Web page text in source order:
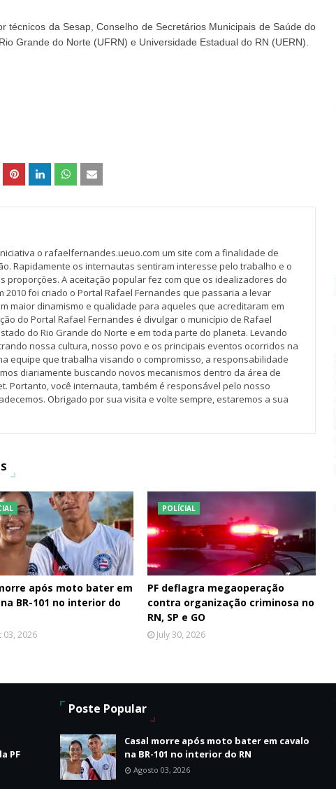
técnicos da Sesap, Conselho de Secretários Municipais de Saúde do
Grande do Norte (UFRN) e Universidade Estadual do RN (UERN).
o rafaelfernandes.ueuo.com um site com a finalidade de
Rapidamente os internautas sentiram interesse pelo trabalho e o
proporções. A aceitação popular fez com que os idealizadores do
foi criado o Portal Rafael Fernandes que passaria a levar
maior dinamismo e qualidade para aqueles que acreditaram em
do Portal Rafael Fernandes é divulgar o município de Rafael
do Rio Grande do Norte e em toda parte do planeta. Levando
nossa cultura, nosso povo e os principais eventos ocorridos na
equipe que trabalha visando o compromisso, a responsabilidade
diariamente buscando novos mecanismos dentro da área de
Portanto, você internauta, também é responsável pelo nosso
Obrigado por sua visita e volte sempre, estaremos a sua
após moto bater em
BR-101 no interior do
03, 2026
POLÍCIAL
PF deflagra megaoperação
contra organização criminosa no
RN, SP e GO
July 30, 2026
PF
Poste Popular
Casal morre após moto bater em cavalo
na BR-101 no interior do RN
Agosto 03, 2026